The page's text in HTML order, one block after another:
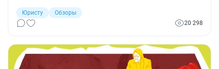
Юристу
Обзоры
20 298